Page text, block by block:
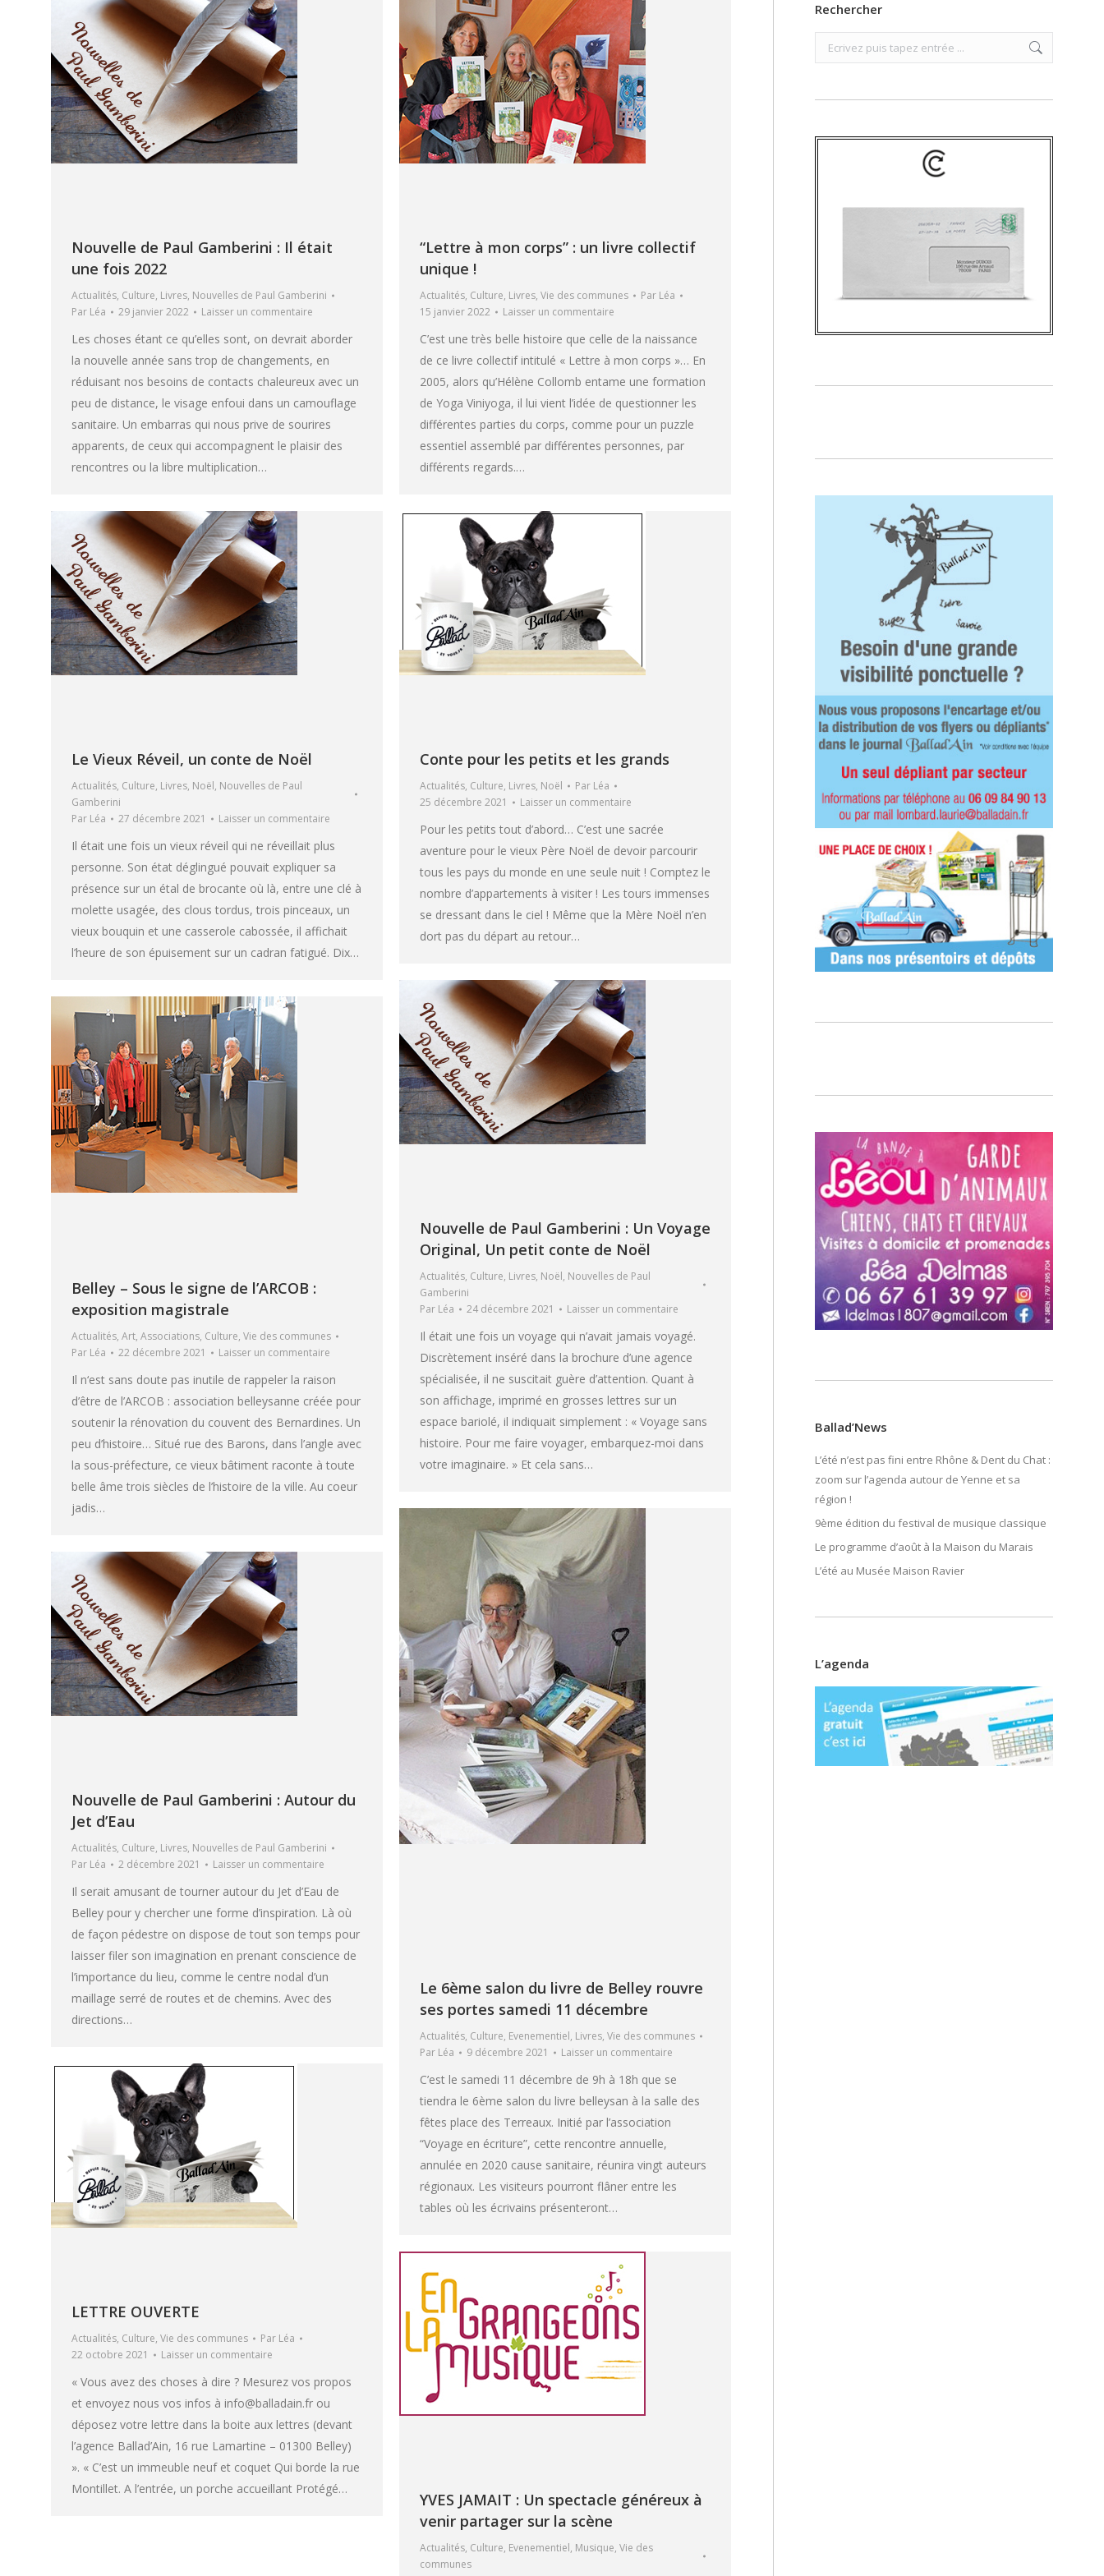
Nouvelle de Paul Gamberini : Il était
une fois 2022
Actualités, Culture, Livres, Nouvelles de Paul Gamberini
Par Léa 29 janvier 2022 Laisser un commentaire
Les choses étant ce qu’elles sont, on devrait aborder
la nouvelle année sans trop de changements, en
réduisant nos besoins de contacts chaleureux avec un
peu de distance, le visage enfoui dans un camouflage
sanitaire. Un embarras qui nous prive de sourires
apparents, de ceux qui accompagnent le plaisir des
rencontres ou la libre multiplication…
“Lettre à mon corps” : un livre collectif
unique !
Actualités, Culture, Livres, Vie des communes Par Léa
15 janvier 2022
Laisser un commentaire
C’est une très belle histoire que celle de la naissance
de ce livre collectif intitulé « Lettre à mon corps »… En
2005, alors qu’Hélène Collomb entame une formation
de Yoga Viniyoga, il lui vient l’idée de questionner les
différentes parties du corps, comme pour un puzzle
essentiel assemblé par différentes personnes, par
différents regards.…
Le Vieux Réveil, un conte de Noël
Actualités, Culture, Livres, Noël, Nouvelles de Paul
Gamberini
Par Léa 27 décembre 2021 Laisser un commentaire
Il était une fois un vieux réveil qui ne réveillait plus
personne. Son état déglingué pouvait expliquer sa
présence sur un étal de brocante où là, entre une clé à
molette usagée, des clous tordus, trois pinceaux, un
vieux bouquin et une casserole cabossée, il affichait
l’heure de son épuisement sur un cadran fatigué. Dix…
Conte pour les petits et les grands
Actualités, Culture, Livres, Noël Par Léa
25 décembre 2021
Laisser un commentaire
Pour les petits tout d’abord… C’est une sacrée
aventure pour le vieux Père Noël de devoir parcourir
tous les pays du monde en une seule nuit ! Comptez le
nombre d’appartements à visiter ! Les tours immenses
se dressant dans le ciel ! Même que la Mère Noël n’en
dort pas du départ au retour…
Nouvelle de Paul Gamberini : Un Voyage
Original, Un petit conte de Noël
Actualités, Culture, Livres, Noël, Nouvelles de Paul
Gamberini
Par Léa 24 décembre 2021 Laisser un commentaire
Il était une fois un voyage qui n’avait jamais voyagé.
Discrètement inséré dans la brochure d’une agence
spécialisée, il ne suscitait guère d’attention. Quant à
son affichage, imprimé en grosses lettres sur un
espace bariolé, il indiquait simplement : « Voyage sans
histoire. Pour me faire voyager, embarquez-moi dans
votre imaginaire. » Et cela sans…
Belley – Sous le signe de l’ARCOB :
exposition magistrale
Actualités, Art, Associations, Culture, Vie des communes
Par Léa 22 décembre 2021 Laisser un commentaire
Il n‘est sans doute pas inutile de rappeler la raison
d’être de l’ARCOB : association belleysanne créée pour
soutenir la rénovation du couvent des Bernardines. Un
peu d’histoire… Situé rue des Barons, dans l’angle avec
la sous-préfecture, ce vieux bâtiment raconte à toute
belle âme trois siècles de l’histoire de la ville. Au coeur
jadis…
Le 6ème salon du livre de Belley rouvre
ses portes samedi 11 décembre
Actualités, Culture, Evenementiel, Livres, Vie des communes
Par Léa 9 décembre 2021 Laisser un commentaire
C’est le samedi 11 décembre de 9h à 18h que se
tiendra le 6ème salon du livre belleysan à la salle des
fêtes place des Terreaux. Initié par l’association
“Voyage en écriture”, cette rencontre annuelle,
annulée en 2020 cause sanitaire, réunira vingt auteurs
régionaux. Les visiteurs pourront flâner entre les
tables où les écrivains présenteront…
Nouvelle de Paul Gamberini : Autour du
Jet d’Eau
Actualités, Culture, Livres, Nouvelles de Paul Gamberini
Par Léa 2 décembre 2021 Laisser un commentaire
Il serait amusant de tourner autour du Jet d’Eau de
Belley pour y chercher une forme d’inspiration. Là où
de façon pédestre on dispose de tout son temps pour
laisser filer son imagination en prenant conscience de
l’importance du lieu, comme le centre nodal d’un
maillage serré de routes et de chemins. Avec des
directions…
LETTRE OUVERTE
Actualités, Culture, Vie des communes Par Léa
22 octobre 2021
Laisser un commentaire
« Vous avez des choses à dire ? Mesurez vos propos
et envoyez nous vos infos à info@balladain.fr ou
déposez votre lettre dans la boite aux lettres (devant
l’agence Ballad’Ain, 16 rue Lamartine – 01300 Belley)
». « C’est un immeuble neuf et coquet Qui borde la rue
Montillet. A l’entrée, un porche accueillant Protégé…
YVES JAMAIT : Un spectacle généreux à
venir partager sur la scène
Actualités, Culture, Evenementiel, Musique, Vie des
communes
Rechercher
Search:
Ballad’News
L’été n’est pas fini entre Rhône & Dent du Chat :
zoom sur l’agenda autour de Yenne et sa
région !
9ème édition du festival de musique classique
Le programme d’août à la Maison du Marais
L’été au Musée Maison Ravier
L’agenda